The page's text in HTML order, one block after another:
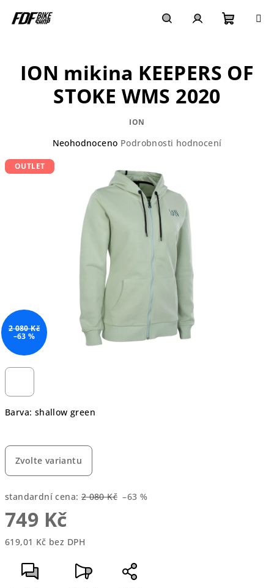
košík
Barva: shallow green
Zvolte variantu
standardní cena: 2 080 Kč –63 %
749 Kč
619,01 Kč bez DPH
cena:
ION mikina KEEPERS OF
STOKE WMS 2020
ION
Průměrné
produktu
hvězdiček.
Neohodnoceno Podrobnosti hodnocení
OUTLET
2 080 Kč
–63 %